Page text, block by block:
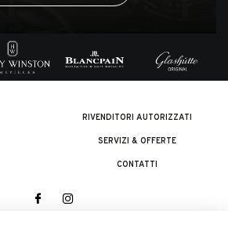
RIVENDITORI AUTORIZZATI
SERVIZI & OFFERTE
CONTATTI